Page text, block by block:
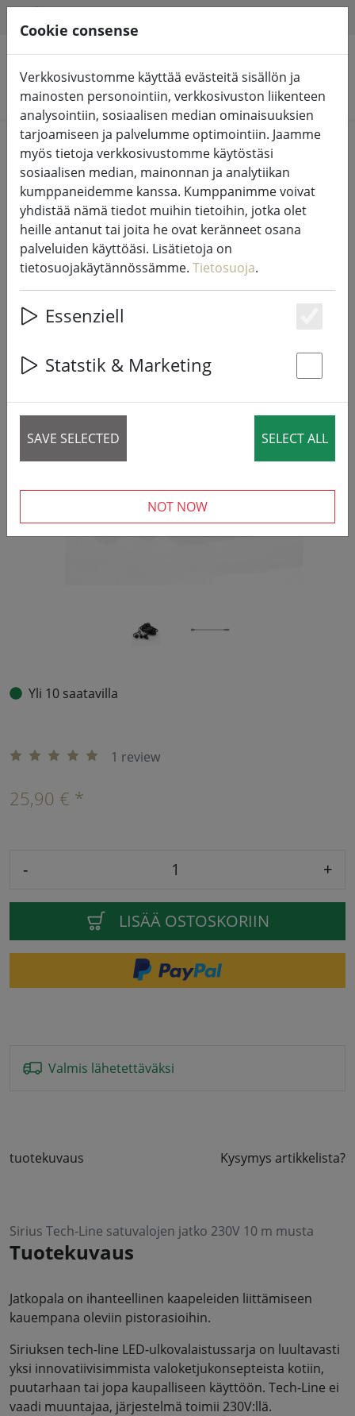
Hae tuotteita
Home Valot ja valaistus Keijujen valot
Sirius Tech-Line satuvalojen jatko
230V 10 m musta
‹ ›
Yli 10 saatavilla
1 review
25,90 € *
- +
LISÄÄ OSTOSKORIIN
Valmis lähetettäväksi
tuotekuvaus Kysymys artikkelista?
Sirius Tech-Line satuvalojen jatko 230V 10 m musta
Tuotekuvaus
Jatkopala on ihanteellinen kaapeleiden liittämiseen
kauempana oleviin pistorasioihin.
Siriuksen tech-line LED-ulkovalaistussarja on luultavasti
yksi innovatiivisimmista valoketjukonsepteista kotiin,
puutarhaan tai jopa kaupalliseen käyttöön. Tech-Line ei
vaadi muuntajaa, järjestelmä toimii 230V:llä.
Cookie consense
Verkkosivustomme käyttää evästeitä sisällön ja
mainosten personointiin, verkkosivuston liikenteen
analysointiin, sosiaalisen median ominaisuuksien
tarjoamiseen ja palvelumme optimointiin. Jaamme
myös tietoja verkkosivustomme käytöstäsi
sosiaalisen median, mainonnan ja analytiikan
kumppaneidemme kanssa. Kumppanimme voivat
yhdistää nämä tiedot muihin tietoihin, jotka olet
heille antanut tai joita he ovat keränneet osana
palveluiden käyttöäsi. Lisätietoja on
tietosuojakäytännössämme. Tietosuoja.
Essenziell
Statstik & Marketing
SAVE SELECTED SELECT ALL
NOT NOW